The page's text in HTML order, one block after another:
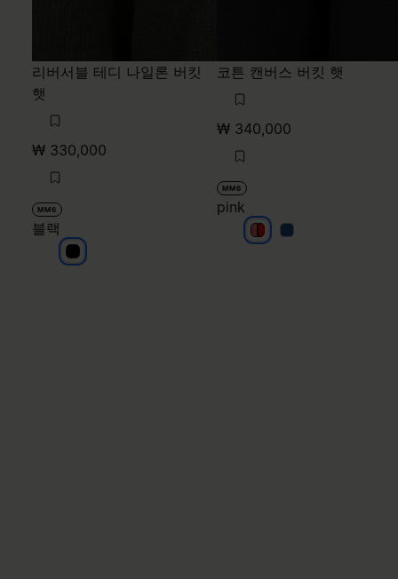
리버서블 테디 나일론 버킷
햇
₩ 330,000
MM6
블랙
블랙
코튼 캔버스 버킷 햇
₩ 340,000
MM6
pink
pink
pinkpink